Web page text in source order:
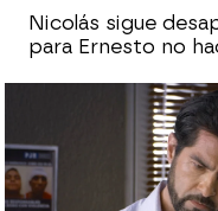
Nicolás sigue
para Ernesto no